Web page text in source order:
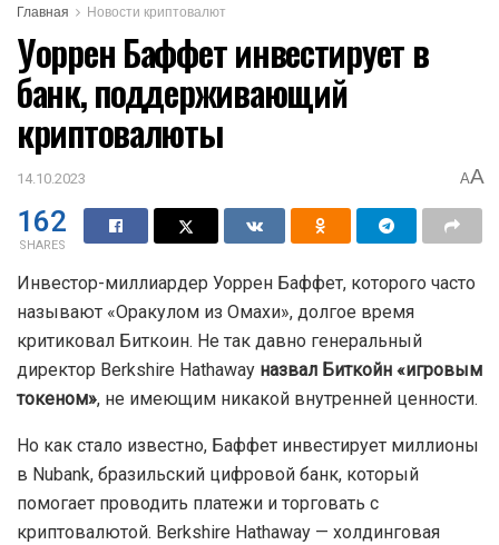
Главная Новости криптовалют
Уоррен Баффет инвестирует в
банк, поддерживающий
криптовалюты
14.10.2023 AA
162
SHARES
Инвестор-миллиардер Уоррен Баффет, которого часто
называют «Оракулом из Омахи», долгое время
критиковал Биткоин. Не так давно генеральный
директор Berkshire Hathaway назвал Биткойн «игровым
токеном», не имеющим никакой внутренней ценности.
Но как стало известно, Баффет инвестирует миллионы
в Nubank, бразильский цифровой банк, который
помогает проводить платежи и торговать с
криптовалютой. Berkshire Hathaway — холдинговая